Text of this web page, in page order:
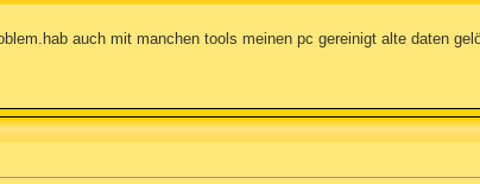
auch mit manchen tools meinen pc gereinigt alte daten